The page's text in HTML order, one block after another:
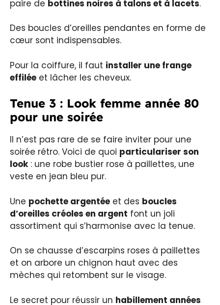
paire de bottines noires à talons et à lacets.
Des boucles d’oreilles pendantes en forme de
cœur sont indispensables.
Pour la coiffure, il faut installer une frange
effilée et lâcher les cheveux.
Tenue 3 : Look femme année 80
pour une soirée
Il n’est pas rare de se faire inviter pour une
soirée rétro. Voici de quoi particulariser son
look: une robe bustier rose à paillettes, une
veste en jean bleu pur.
Une pochette argentée et des boucles
d’oreilles créoles en argent font un joli
assortiment qui s’harmonise avec la tenue.
On se chausse d’escarpins roses à paillettes
et on arbore un chignon haut avec des
mèches qui retombent sur le visage.
Le secret pour réussir un habillement années